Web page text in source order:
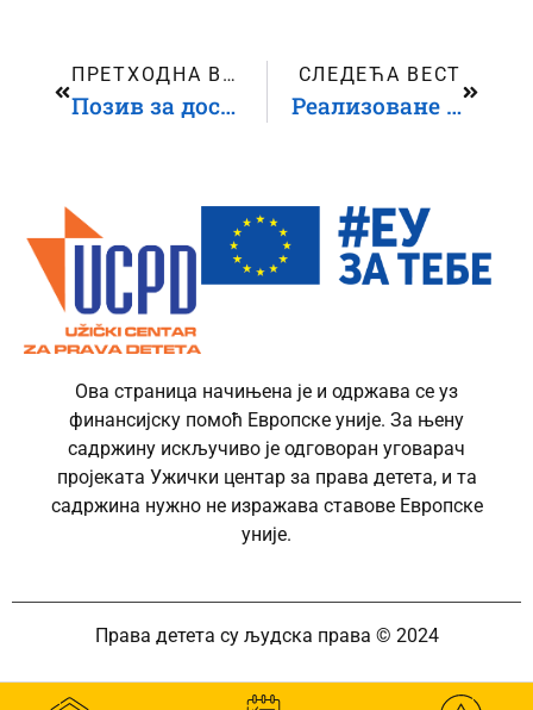
ПРЕТХОДНА ВЕСТ
Позив за достављање предлога пројеката – Донација за интерни развој организација
СЛЕДЕЋА ВЕСТ
Реализоване фокус групе мапирање и анализа потреба организација цивилног друштва које раде са децом и/или за децу
Ова страница начињена је и одржава се уз
финансијску помоћ Европске уније. За њену
садржину искључиво је одговоран уговарач
пројеката Ужички центар за права детета, и та
садржина нужно не изражава ставове Европске
уније.
Права детета су људска права © 2024